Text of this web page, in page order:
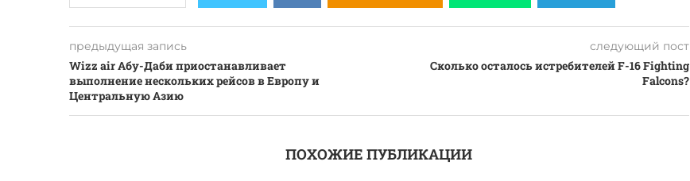
предыдущая запись
Wizz air Абу-Даби приостанавливает
выполнение нескольких рейсов в Европу и
Центральную Азию
следующий пост
Сколько осталось истребителей F-16 Fighting
Falcons?
ПОХОЖИЕ ПУБЛИКАЦИИ